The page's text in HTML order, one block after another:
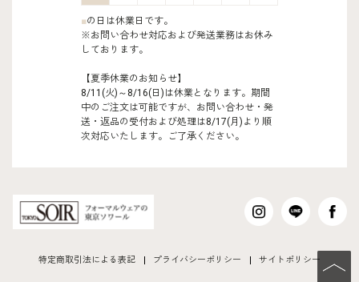
■の日は休業日です。
※お問い合わせ対応および発送業務はお休み
しております。
【夏季休業のお知らせ】
8/11(火)～8/16(日)は休業となります。期間
中のご注文は可能ですが、お問い合わせ・発
送・返品の受付および処理は8/17(月)より順
次対応いたします。ご了承ください。
特定商取引法による表記 プライバシーポリシー サイトポリシー